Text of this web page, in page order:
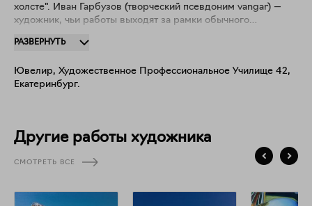
холсте". Иван Гарбузов (творческий псевдоним vangar) —
художник, чьи работы выходят за рамки обычного
полотна, пульсирующие эмоциями и историей. Родившись в
детства был очарован миром, где металл встречается с
мечтой, а скорость становится искусством. Его путь от
"В течение многих лет я не просто увлечен, а буквально
одержим темой автомобильного дизайна и захватывающей
историей их создания. Для меня автомобиль — это не
человеческого духа. Мои картины — не просто
РАЗВЕРНУТЬ
Ювелир, Художественное Профессиональное Училище 42,
Екатеринбург.
Другие работы художника
СМОТРЕТЬ ВСЕ